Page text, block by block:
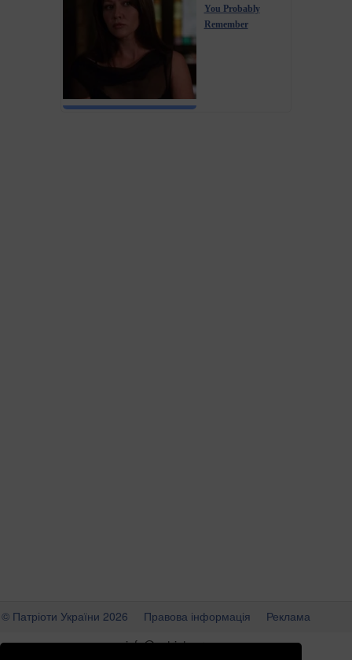
You Probably
Remember
© Патріоти України 2026 Правова інформація
Реклама
info@patrioty.org.ua